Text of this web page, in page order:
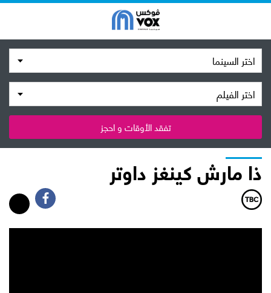
اختر السينما
اختر الفيلم
تفقد الأوقات و احجز
ذا مارش كينغز داوتر